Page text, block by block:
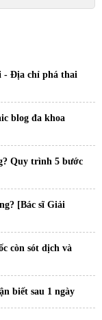
- Địa chỉ phá thai
blog đa khoa
Quy trình 5 bước
[Bác sĩ Giải
còn sót dịch và
biết sau 1 ngày